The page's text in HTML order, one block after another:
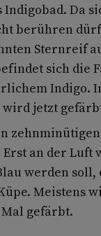
Da
berühren
Sternreif
sich die
Indigo.
jetzt
an der Luft
werden soll,
Meistens
Mal gefärbt.